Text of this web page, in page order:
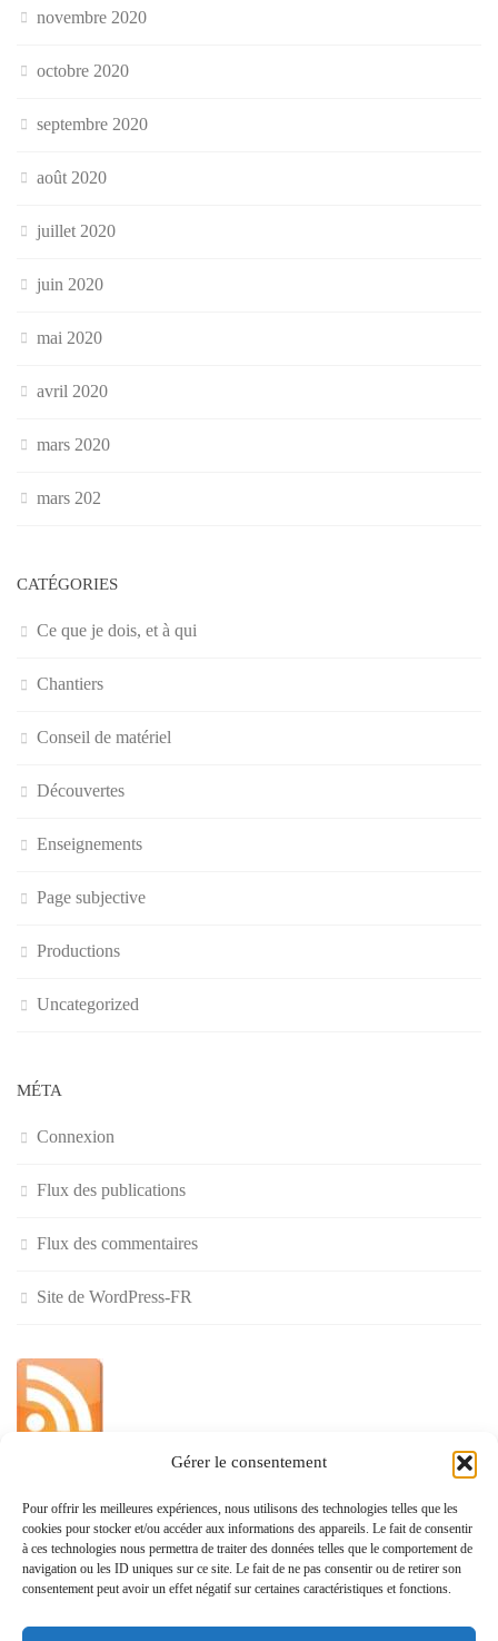
Gérer le consentement
Pour offrir les meilleures expériences, nous utilisons des technologies telles que les
cookies pour stocker et/ou accéder aux informations des appareils. Le fait de consentir
à ces technologies nous permettra de traiter des données telles que le comportement de
navigation ou les ID uniques sur ce site. Le fait de ne pas consentir ou de retirer son
consentement peut avoir un effet négatif sur certaines caractéristiques et fonctions.
novembre 2020
octobre 2020
septembre 2020
août 2020
juillet 2020
juin 2020
mai 2020
avril 2020
mars 2020
mars 202
CATÉGORIES
Ce que je dois, et à qui
Chantiers
Conseil de matériel
Découvertes
Enseignements
Page subjective
Productions
Uncategorized
MÉTA
Connexion
Flux des publications
Flux des commentaires
Site de WordPress-FR
»
Politique de confidentialité